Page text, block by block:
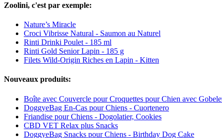
Zoolini, c'est par exemple:
Nature’s Miracle
Croci Vibrisse Natural - Saumon au Naturel
Rinti Drinki Poulet - 185 ml
Rinti Gold Senior Lapin - 185 g
Filets Wild-Origin Riches en Lapin - Kitten
Nouveaux produits:
Boîte avec Couvercle pour Croquettes pour Chien avec
DoggyeBag En-Cas pour Chiens - Cuortenero
Friandise pour Chiens - Dogolatier, Cookies
CBD VET Relax plus Snacks
DoggyeBag Snacks pour Chiens - Birthday Dog Cake